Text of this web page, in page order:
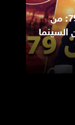
مهرجان كان السينمائي 79: من
السينما